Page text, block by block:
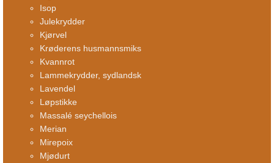
Isop
Julekrydder
Kjørvel
Krøderens husmannsmiks
Kvannrot
Lammekrydder, sydlandsk
Lavendel
Løpstikke
Massalé seychellois
Merian
Mirepoix
Mjødurt